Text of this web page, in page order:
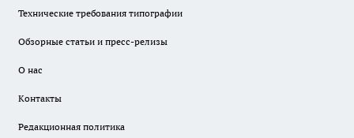
Технические требования типографии
Обзорные статьи и пресс-релизы
О нас
Контакты
Редакционная политика